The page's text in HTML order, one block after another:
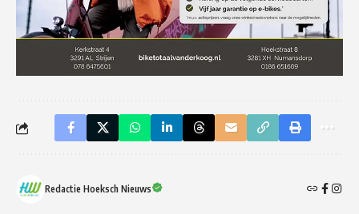
Redactie Hoeksch Nieuws